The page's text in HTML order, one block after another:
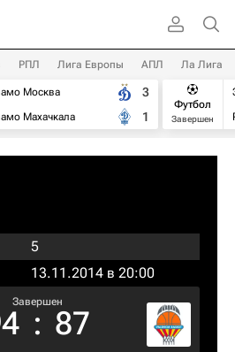
РПЛ Лига Европы АПЛ Ла Лига
Москва
Махачкала
3
1
Футбол
Завершен
5
13.11.2014 в 20:00
Завершен
: 87